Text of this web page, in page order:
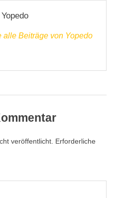
alle Beiträge von Yopedo
veröffentlicht. Erforderliche